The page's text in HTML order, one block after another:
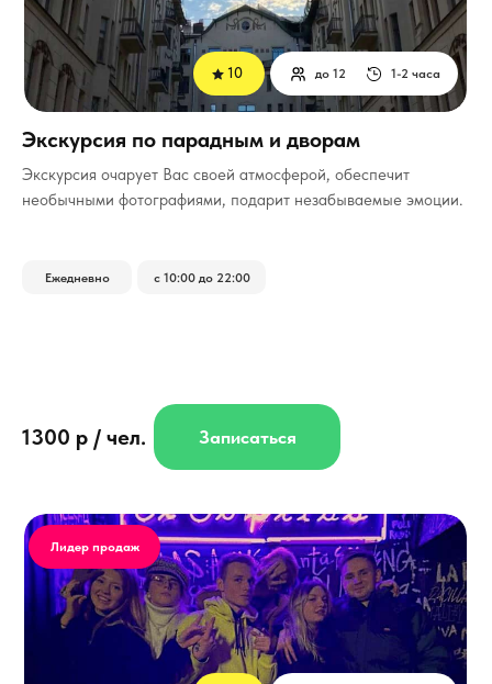
Лидер продаж
Экскурсия очарует Вас своей атмосферой, обеспечит
необычными фотографиями, подарит незабываемые эмоции.
Ежедневно с 10:00 до 22:00
1300 р / чел. Записаться
Экскурсия по парадным и дворам
10 1-2 часа
до 12